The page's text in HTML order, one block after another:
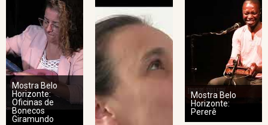
Mostra Belo
Horizonte:
Oficinas de
Bonecos
Giramundo
Mostra Belo
Horizonte:
Pererê